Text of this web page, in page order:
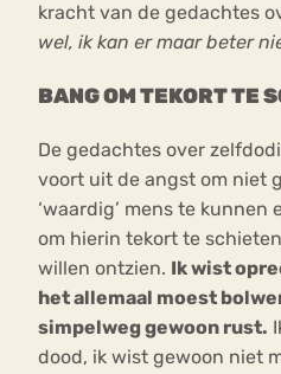
kracht van de gedachtes
wel, ik kan er maar beter
BANG OM TEKORT TE
De gedachtes over
voort uit de angst om niet
‘waardig’ mens te
om hierin tekort te
willen ontzien. Ik wist
het allemaal moest
simpelweg gewoon rust.
dood, ik wist gewoon niet